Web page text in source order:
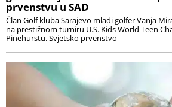
prvenstvu u SAD
Član Golf kluba Sarajevo mladi golfer Vanja
na prestižnom turniru U.S. Kids World Teen
Pinehurstu. Svjetsko prvenstvo